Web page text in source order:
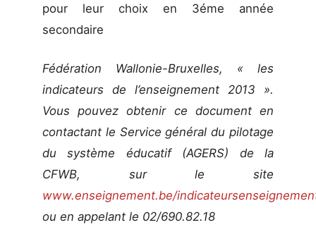
pour leur choix en 3éme année
secondaire
Fédération Wallonie-Bruxelles, « les
indicateurs de l’enseignement 2013 ».
Vous pouvez obtenir ce document en
contactant le Service général du pilotage
du système éducatif (AGERS) de la
CFWB, sur le site
www.enseignement.be/
ou en appelant le 02/690.82.18